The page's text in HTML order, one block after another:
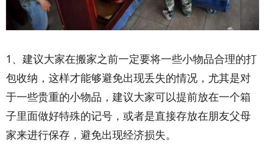
1、建议大家在搬家之前一定要将一些小物品合理的打
包收纳，这样才能够避免出现丢失的情况，尤其是对
于一些贵重的小物品，建议大家可以提前放在一个箱
子里面做好特殊的记号，或者是直接存放在朋友父母
家来进行保存，避免出现经济损失。